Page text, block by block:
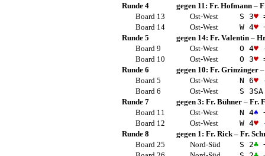
Runde 4
gegen 11: Fr. Hofmann –
Board 13
Ost-West S 3♥
Board 14
Ost-West W 4♥
Runde 5
gegen 14: Fr. Valentin –
Board 9
Ost-West O 4♥
Board 10
Ost-West O 3♥
Runde 6
gegen 10: Fr. Grinzinger
Board 5
Ost-West N 6♥
Board 6
Ost-West S 3SA
Runde 7
gegen 3: Fr. Bühner – Fr.
Board 11
Ost-West N 4♠
Board 12
Ost-West W 4♥
Runde 8
gegen 1: Fr. Rick – Fr.
Board 25
Nord-Süd S 2♣